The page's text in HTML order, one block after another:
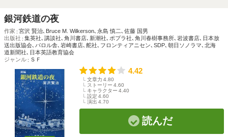
銀河鉄道の夜
作家 宮沢 賢治､ Bruce M. Wilkerson､ 永島 慎二､ 佐藤 国男
出版社
集英社､ 講談社､ 角川書店､ 新潮社､ ポプラ社､ 角川春樹事務所､ 岩波書店､ 日本放
送出版協会､ パロル舎､ 岩崎書店､ 舵社､ フロンティアニセン､ SDP､ 朝日ソノラマ､ 北海
道新聞社､ 日本英語教育協会
ジャンル
ＳＦ
4.42
文章力 4.80
ストーリー 4.60
キャラクター 4.40
設定 4.60
演出 4.70
読んだ